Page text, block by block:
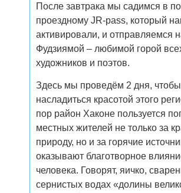
После завтрака мы садимся в
проездному JR-pass, который
активировали, и отправляемся
Фудзиямой – любимой горой
художников и поэтов.
Здесь мы проведём 2 дня,
насладиться красотой этого
пор район Хаконе пользуется
местных жителей не только за
природу, но и за горячие
оказывают благотворное
человека. Говорят, яичко,
сернистых водах «долины